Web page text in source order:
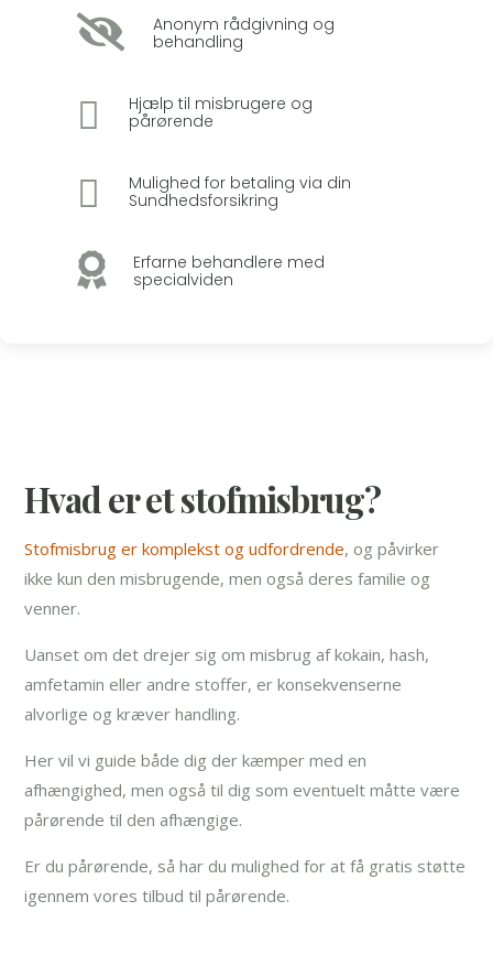

Anonym rådgivning og
behandling

Hjælp til misbrugere og
pårørende

Mulighed for betaling via din
Sundhedsforsikring

Erfarne behandlere med
specialviden
Hvad er et stofmisbrug?
Stofmisbrug er komplekst og udfordrende, og påvirker
ikke kun den misbrugende, men også deres familie og
venner.
Uanset om det drejer sig om misbrug af kokain, hash,
amfetamin eller andre stoffer, er konsekvenserne
alvorlige og kræver handling.
Her vil vi guide både dig der kæmper med en
afhængighed, men også til dig som eventuelt måtte være
pårørende til den afhængige.
Er du pårørende, så har du mulighed for at få gratis støtte
igennem vores tilbud til pårørende.